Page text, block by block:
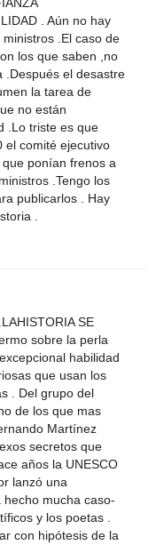
. Aún no hay
.El caso de
los que saben ,no
.Después el desastre
la tarea de
no están
.Lo triste es que
el comité ejecutivo
ponían frenos a
.Tengo los
publicarlos . Hay
.
SE
sobre la perla
habilidad
que usan los
. Del grupo del
de los que mas
Martínez
secretos que
años la UNESCO
lanzó una
mucha caso-
y los poetas .
con hipótesis de la